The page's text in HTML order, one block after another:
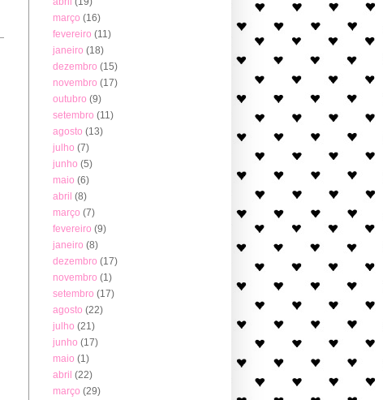
março (16)
fevereiro (11)
janeiro (18)
dezembro (15)
novembro (17)
outubro (9)
setembro (11)
agosto (13)
julho (7)
junho (5)
maio (6)
abril (8)
março (7)
fevereiro (9)
janeiro (8)
dezembro (17)
novembro (1)
setembro (17)
agosto (22)
julho (21)
junho (17)
maio (1)
abril (22)
março (29)